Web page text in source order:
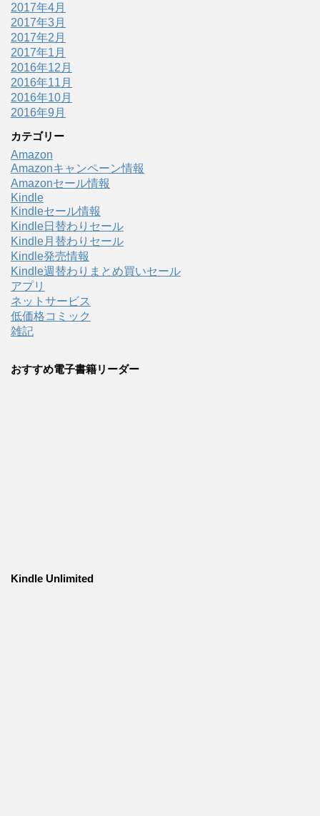
2017年4月
2017年3月
2017年2月
2017年1月
2016年12月
2016年11月
2016年10月
2016年9月
カテゴリー
Amazon
Amazonキャンペーン情報
Amazonセール情報
Kindle
Kindleセール情報
Kindle日替わりセール
Kindle月替わりセール
Kindle発売情報
Kindle週替わりまとめ買いセール
アプリ
ネットサービス
低価格コミック
雑記
おすすめ電子書籍リーダー
Kindle Unlimited